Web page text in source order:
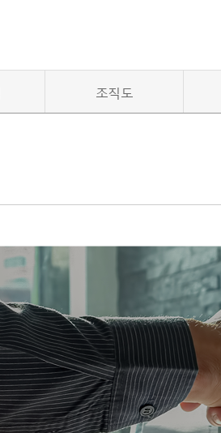
조직도